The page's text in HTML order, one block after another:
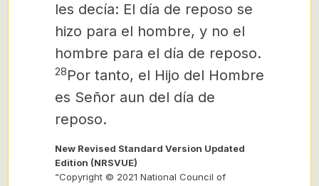
les decía: El día de reposo se
hizo para el hombre, y no el
hombre para el día de reposo.
28Por tanto, el Hijo del Hombre
es Señor aun del día de
reposo.
New Revised Standard Version Updated
Edition (NRSVUE)
“Copyright © 2021 National Council of